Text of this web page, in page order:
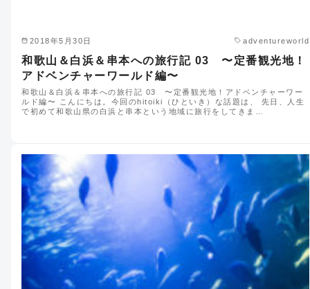
2018年5月30日 adventureworld
和歌山＆白浜＆串本への旅行記 03 〜定番観光地！
アドベンチャーワールド編〜
和歌山＆白浜＆串本への旅行記 03 〜定番観光地！アドベンチャーワー
ルド編〜 こんにちは。今回のhitoiki（ひといき）な話題は、 先日、人生
で初めて和歌山県の白浜と串本という地域に旅行をしてきま…